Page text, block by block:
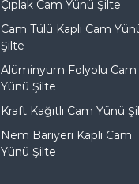
Çıplak Cam Yünü Şilte
Cam Tülü Kaplı Cam
Şilte
Alüminyum Folyolu Cam
Yünü Şilte
Kraft Kağıtlı Cam Yünü
Nem Bariyeri Kaplı Cam
Yünü Şilte